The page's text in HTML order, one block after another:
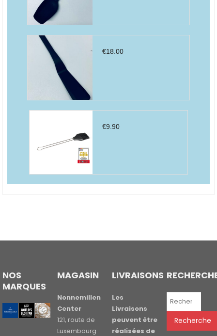
€18.00
€9.90
NOS
MARQUES
MAGASIN
Nonnemillen
Center
121, route de
Luxembourg
LIVRAISONS
Les
Livraisons
peuvent être
réalisées de
Recherche